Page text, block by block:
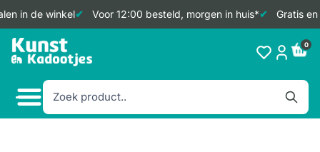
in de winkel Voor 12:00 besteld, morgen in huis* Gratis
Doorgaan
naar
0